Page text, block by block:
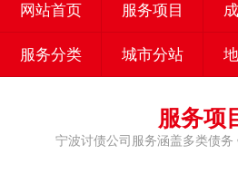
网站首页 服务项目
服务分类 城市分站
服务项
宁波讨债公司服务涵盖多类债务